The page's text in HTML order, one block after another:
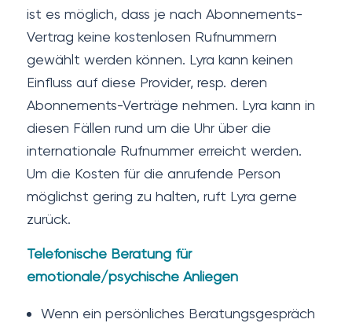
ist es möglich, dass je nach Abonnements-
Vertrag keine kostenlosen Rufnummern
gewählt werden können. Lyra kann keinen
Einfluss auf diese Provider, resp. deren
Abonnements-Verträge nehmen. Lyra kann in
diesen Fällen rund um die Uhr über die
internationale Rufnummer erreicht werden.
Um die Kosten für die anrufende Person
möglichst gering zu halten, ruft Lyra gerne
zurück.
Telefonische Beratung für
emotionale/psychische Anliegen
Wenn ein persönliches Beratungsgespräch